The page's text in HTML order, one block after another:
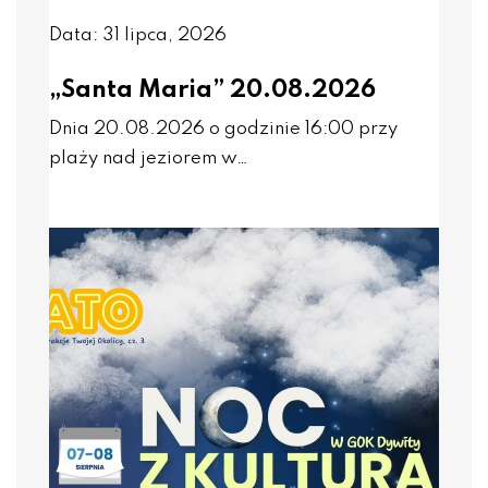
Data: 31 lipca, 2026
„Santa Maria” 20.08.2026
Dnia 20.08.2026 o godzinie 16:00 przy
plaży nad jeziorem w…